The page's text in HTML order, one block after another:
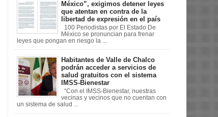
México”, exigimos detener leyes
que atentan en contra de la
libertad de expresión en el país
100 Periodistas por El Estado De
México se pronuncian para frenar
leyes que pongan en riesgo la ...
Habitantes de Valle de Chalco
podrán acceder a servicios de
salud gratuitos con el sistema
IMSS-Bienestar
“Con el IMSS-Bienestar, nuestras
vecinas y vecinos que no cuentan con
un sistema de salud ...